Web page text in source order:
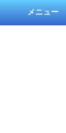
メニュー